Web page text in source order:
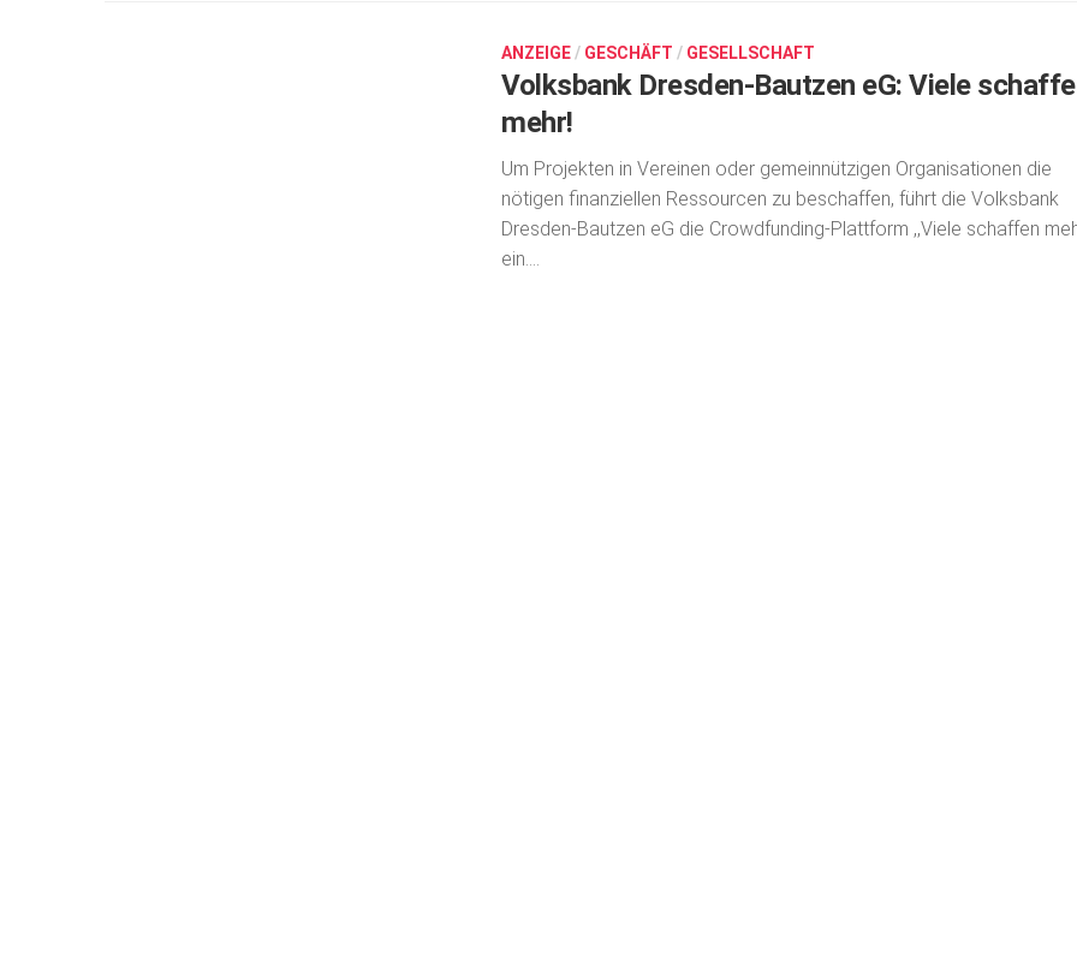
ANZEIGE / GESCHÄFT / GESELLSCHAFT
Volksbank Dresden-Bautzen eG: Viele
mehr!
Um Projekten in Vereinen oder gemeinnützigen Organisationen die
nötigen finanziellen Ressourcen zu beschaffen, führt die Volksbank
Dresden-Bautzen eG die Crowdfunding-Plattform ,,Viele schaffen
ein....